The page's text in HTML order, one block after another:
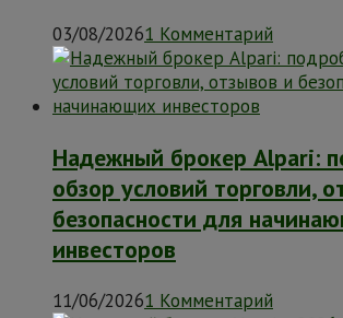
03/08/20261 Комментарий
Надежный брокер Alpari:
обзор условий торговли,
безопасности для
инвесторов
11/06/20261 Комментарий